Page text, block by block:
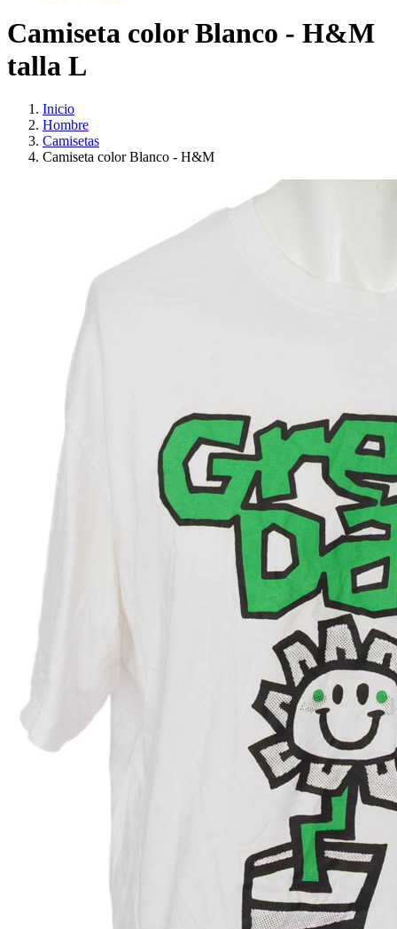
Camiseta color Blanco - H&M
talla L
Inicio
Hombre
Camisetas
Camiseta color Blanco - H&M